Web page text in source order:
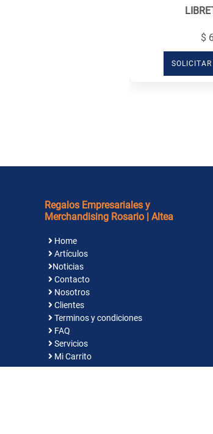
$
Regalos Empresariales y
Merchandising Rosario | Altea
Home
Artículos
Noticias
Contacto
Nosotros
Clientes
Terminos y condiciones
FAQ
Servicios
Mi Carrito